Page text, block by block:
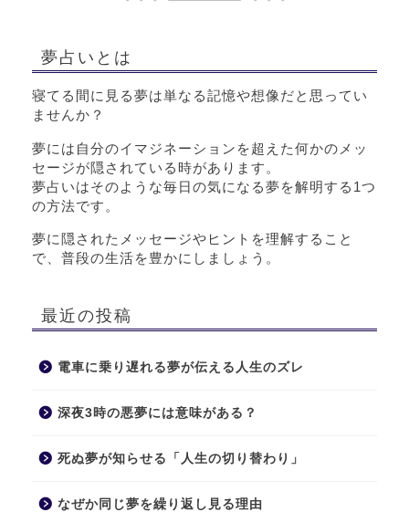
夢占いとは
寝てる間に見る夢は単なる記憶や想像だと思ってい
ませんか？
夢には自分のイマジネーションを超えた何かのメッ
セージが隠されている時があります。
夢占いはそのような毎日の気になる夢を解明する1つ
の方法です。
夢に隠されたメッセージやヒントを理解すること
で、普段の生活を豊かにしましょう。
最近の投稿
電車に乗り遅れる夢が伝える人生のズレ
深夜3時の悪夢には意味がある？
死ぬ夢が知らせる「人生の切り替わり」
なぜか同じ夢を繰り返し見る理由